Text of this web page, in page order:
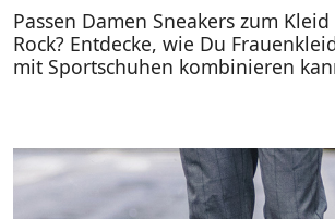
Passen Damen Sneakers zum
Rock? Entdecke, wie Du
mit Sportschuhen kombinieren